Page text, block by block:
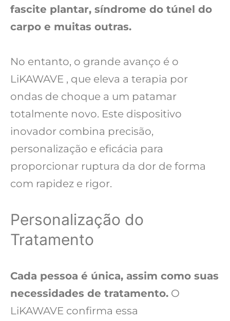
fascite plantar, síndrome do túnel do
carpo e muitas outras.
No entanto, o grande avanço é o
LiKAWAVE , que eleva a terapia por
ondas de choque a um patamar
totalmente novo. Este dispositivo
inovador combina precisão,
personalização e eficácia para
proporcionar ruptura da dor de forma
com rapidez e rigor.
Personalização do
Tratamento
Cada pessoa é única, assim como suas
necessidades de tratamento. O
LiKAWAVE confirma essa